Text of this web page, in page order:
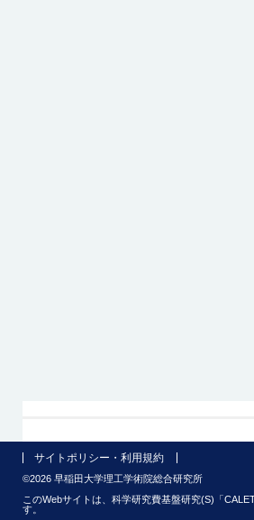
サイトポリシー・利用規約
©2026 早稲田大学理工学術院総合研究所
このWebサイトは、科学研究費基盤研究(S)「
す。